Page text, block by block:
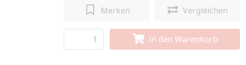
Merken Vergleichen
In den Warenkorb